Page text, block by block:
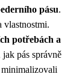
pásu.
vlastnostmi.
potřebách a
pás správně